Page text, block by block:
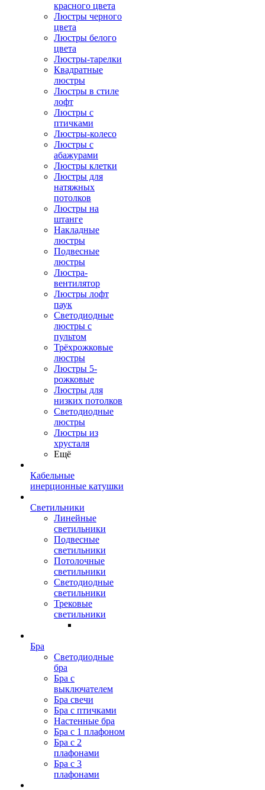
красного цвета
Люстры черного
цвета
Люстры белого
цвета
Люстры-тарелки
Квадратные
люстры
Люстры в стиле
лофт
Люстры с
птичками
Люстры-колесо
Люстры с
абажурами
Люстры клетки
Люстры для
натяжных
потолков
Люстры на
штанге
Накладные
люстры
Подвесные
люстры
Люстра-
вентилятор
Люстры лофт
паук
Светодиодные
люстры с
пультом
Трёхрожковые
люстры
Люстры 5-
рожковые
Люстры для
низких потолков
Cветодиодные
люстры
Люстры из
хрусталя
Ещё
Кабельные
инерционные катушки
Светильники
Линейные
светильники
Подвесные
светильники
Потолочные
светильники
Светодиодные
светильники
Трековые
светильники
Бра
Светодиодные
бра
Бра с
выключателем
Бра свечи
Бра с птичками
Настенные бра
Бра с 1 плафоном
Бра с 2
плафонами
Бра с 3
плафонами